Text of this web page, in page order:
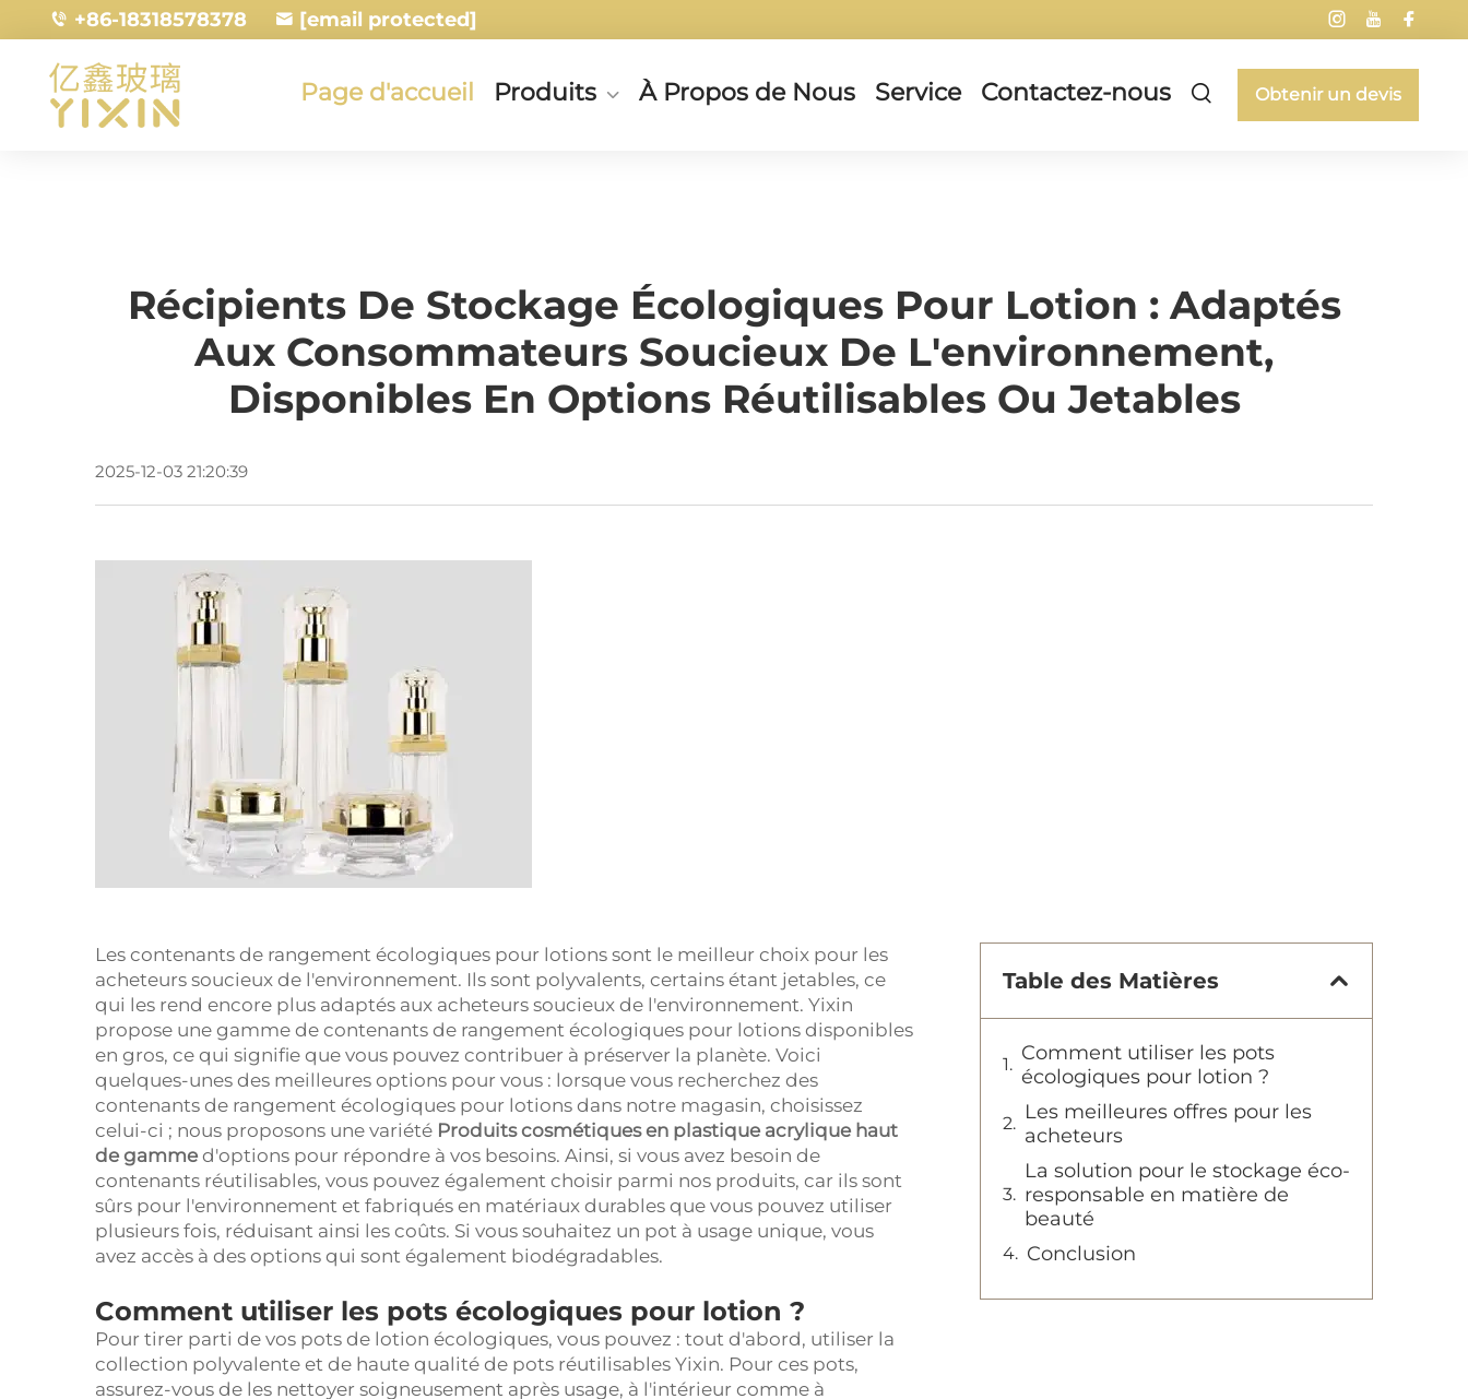
+86-18318578378 [email protected]
Page d'accueil Produits À Propos de Nous Service Contactez-nous Obtenir un devis
Récipients De Stockage Écologiques Pour Lotion : Adaptés
Aux Consommateurs Soucieux De L'environnement,
Disponibles En Options Réutilisables Ou Jetables
2025-12-03 21:20:39
Les contenants de rangement écologiques pour lotions sont le meilleur choix pour les
acheteurs soucieux de l'environnement. Ils sont polyvalents, certains étant jetables, ce
qui les rend encore plus adaptés aux acheteurs soucieux de l'environnement. Yixin
propose une gamme de contenants de rangement écologiques pour lotions disponibles
en gros, ce qui signifie que vous pouvez contribuer à préserver la planète. Voici
quelques-unes des meilleures options pour vous : lorsque vous recherchez des
contenants de rangement écologiques pour lotions dans notre magasin, choisissez
celui-ci ; nous proposons une variété Produits cosmétiques en plastique acrylique haut
de gamme d'options pour répondre à vos besoins. Ainsi, si vous avez besoin de
contenants réutilisables, vous pouvez également choisir parmi nos produits, car ils sont
sûrs pour l'environnement et fabriqués en matériaux durables que vous pouvez utiliser
plusieurs fois, réduisant ainsi les coûts. Si vous souhaitez un pot à usage unique, vous
avez accès à des options qui sont également biodégradables.
Comment utiliser les pots écologiques pour lotion ?
Pour tirer parti de vos pots de lotion écologiques, vous pouvez : tout d'abord, utiliser la
collection polyvalente et de haute qualité de pots réutilisables Yixin. Pour ces pots,
assurez-vous de les nettoyer soigneusement après usage, à l'intérieur comme à
Table des Matières
Comment utiliser les pots
écologiques pour lotion ?
Les meilleures offres pour les
acheteurs
La solution pour le stockage éco-
responsable en matière de
beauté
Conclusion